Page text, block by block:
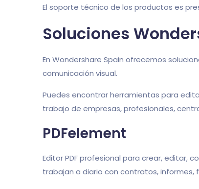
El soporte técnico de los productos es
Soluciones
En Wondershare Spain ofrecemos
comunicación visual.
Puedes encontrar herramientas para
trabajo de empresas, profesionales,
PDFelement
Editor PDF profesional para crear, editar,
trabajan a diario con contratos, informes,